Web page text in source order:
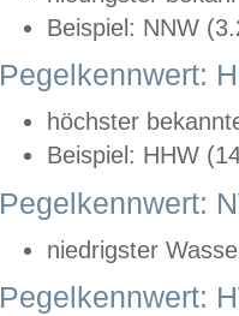
Beispiel: NNW
Pegelkennwert:
höchster
Beispiel: HHW
Pegelkennwert:
niedrigster
Pegelkennwert: